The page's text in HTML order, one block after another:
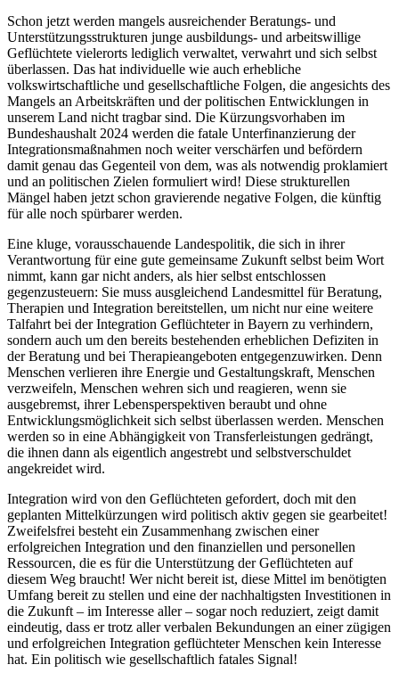
Schon jetzt werden mangels ausreichender Beratungs- und
Unterstützungsstrukturen junge ausbildungs- und arbeitswillige
Geflüchtete vielerorts lediglich verwaltet, verwahrt und sich selbst
überlassen. Das hat individuelle wie auch erhebliche
volkswirtschaftliche und gesellschaftliche Folgen, die angesichts des
Mangels an Arbeitskräften und der politischen Entwicklungen in
unserem Land nicht tragbar sind. Die Kürzungsvorhaben im
Bundeshaushalt 2024 werden die fatale Unterfinanzierung der
Integrationsmaßnahmen noch weiter verschärfen und befördern
damit genau das Gegenteil von dem, was als notwendig proklamiert
und an politischen Zielen formuliert wird! Diese strukturellen
Mängel haben jetzt schon gravierende negative Folgen, die künftig
für alle noch spürbarer werden.
Eine kluge, vorausschauende Landespolitik, die sich in ihrer
Verantwortung für eine gute gemeinsame Zukunft selbst beim Wort
nimmt, kann gar nicht anders, als hier selbst entschlossen
gegenzusteuern: Sie muss ausgleichend Landesmittel für Beratung,
Therapien und Integration bereitstellen, um nicht nur eine weitere
Talfahrt bei der Integration Geflüchteter in Bayern zu verhindern,
sondern auch um den bereits bestehenden erheblichen Defiziten in
der Beratung und bei Therapieangeboten entgegenzuwirken. Denn
Menschen verlieren ihre Energie und Gestaltungskraft, Menschen
verzweifeln, Menschen wehren sich und reagieren, wenn sie
ausgebremst, ihrer Lebensperspektiven beraubt und ohne
Entwicklungsmöglichkeit sich selbst überlassen werden. Menschen
werden so in eine Abhängigkeit von Transferleistungen gedrängt,
die ihnen dann als eigentlich angestrebt und selbstverschuldet
angekreidet wird.
Integration wird von den Geflüchteten gefordert, doch mit den
geplanten Mittelkürzungen wird politisch aktiv gegen sie gearbeitet!
Zweifelsfrei besteht ein Zusammenhang zwischen einer
erfolgreichen Integration und den finanziellen und personellen
Ressourcen, die es für die Unterstützung der Geflüchteten auf
diesem Weg braucht! Wer nicht bereit ist, diese Mittel im benötigten
Umfang bereit zu stellen und eine der nachhaltigsten Investitionen in
die Zukunft – im Interesse aller – sogar noch reduziert, zeigt damit
eindeutig, dass er trotz aller verbalen Bekundungen an einer zügigen
und erfolgreichen Integration geflüchteter Menschen kein Interesse
hat. Ein politisch wie gesellschaftlich fatales Signal!